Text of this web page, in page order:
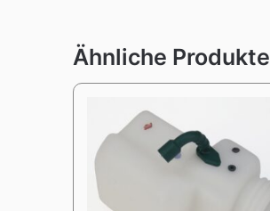
Ähnliche Produkte